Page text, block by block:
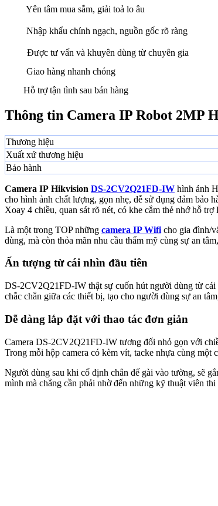
Yên tâm mua sắm, giải toả lo âu
Nhập khẩu chính ngạch, nguồn gốc rõ ràng
Được tư vấn và khuyên dùng từ chuyên gia
Giao hàng nhanh chóng
Hỗ trợ tận tình sau bán hàng
Thông tin Camera IP Robot 2MP
Thương hiệu
Xuất xứ thương hiệu
Bảo hành
Camera IP Hikvision DS-2CV2Q21FD-IW hình ảnh
cho hình ảnh chất lượng, gọn nhẹ, dễ sử dụng đảm bảo
Xoay 4 chiều, quan sát rõ nét, có khe cắm thẻ nhớ hỗ
Là một trong TOP những camera IP Wifi cho gia đình/
dùng, mà còn thỏa mãn nhu cầu thẩm mỹ cùng sự an
Ấn tượng từ cái nhìn đầu tiên
DS-2CV2Q21FD-IW thật sự cuốn hút người dùng từ cái
chắc chắn giữa các thiết bị, tạo cho người dùng sự an
Dễ dàng lắp đặt với thao tác đơn giản
Camera DS-2CV2Q21FD-IW tương đối nhỏ gọn với
Trong mỗi hộp camera có kèm vít, tacke nhựa cùng một
Người dùng sau khi cố định chân đế gài vào tường, sẽ
mình mà chẳng cần phải nhờ đến những kỹ thuật viên thi